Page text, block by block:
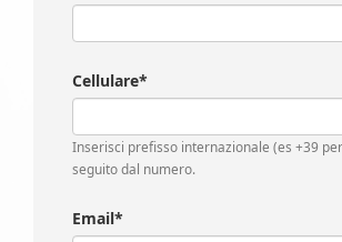
Cellulare*
Inserisci prefisso internazionale (es +39
seguito dal numero.
Email*